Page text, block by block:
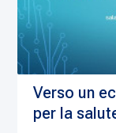
Verso un
per la